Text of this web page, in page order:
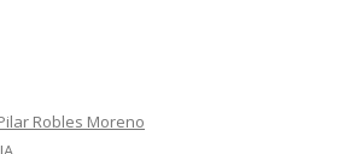
Robles Moreno